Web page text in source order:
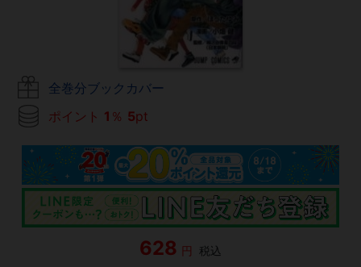
全巻分ブックカバー
ポイント 1 ％ 5pt
628 円 税込